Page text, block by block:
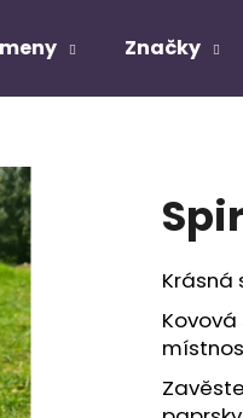
Značky
Krásná
HLEDAT